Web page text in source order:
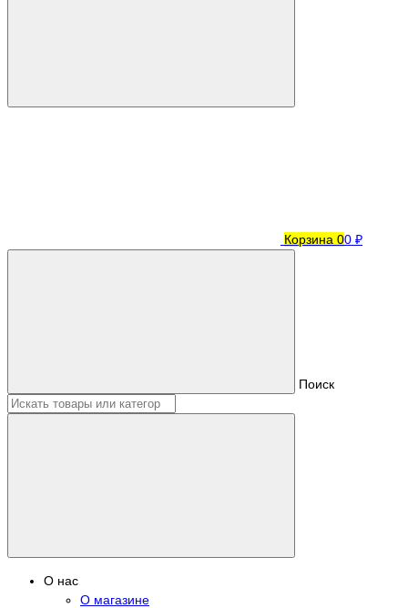
Корзина 00 ₽
Поиск
О нас
О магазине